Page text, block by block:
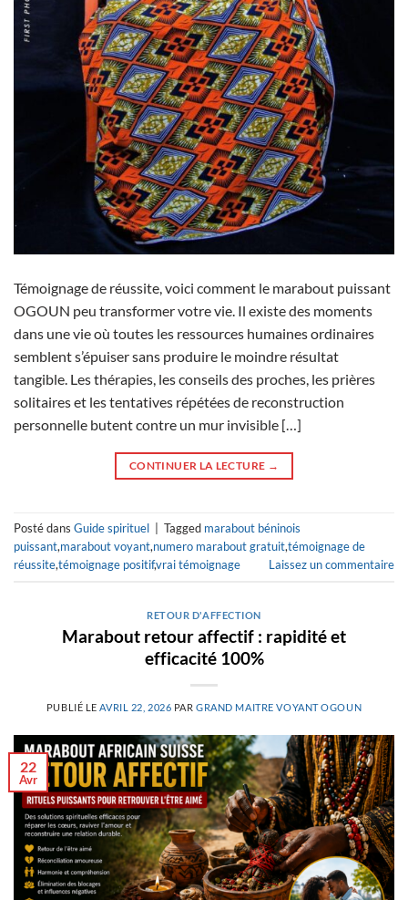
Témoignage de réussite, voici comment le marabout puissant
OGOUN peu transformer votre vie. Il existe des moments
dans une vie où toutes les ressources humaines ordinaires
semblent s’épuiser sans produire le moindre résultat
tangible. Les thérapies, les conseils des proches, les prières
solitaires et les tentatives répétées de reconstruction
personnelle butent contre un mur invisible […]
CONTINUER LA LECTURE →
Posté dans Guide spirituel Tagged marabout béninois
puissant,marabout voyant,numero marabout gratuit,témoignage de
réussite,témoignage positif,vrai témoignage Laissez un commentaire
RETOUR D'AFFECTION
Marabout retour affectif : rapidité et
efficacité 100%
PUBLIÉ LEAVRIL 22, 2026 PARGRAND MAITRE VOYANT OGOUN
22
Avr